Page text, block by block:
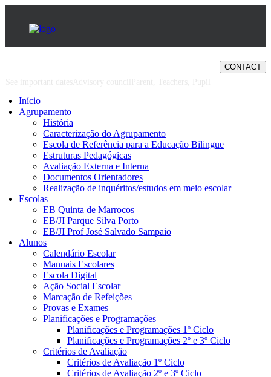
CONTACT
Início
Agrupamento
História
Caracterização do Agrupamento
Escola de Referência para a Educação Bilingue
Estruturas Pedagógicas
Avaliação Externa e Interna
Documentos Orientadores
Realização de inquéritos/estudos em meio escolar
Escolas
EB Quinta de Marrocos
EB/JI Parque Silva Porto
EB/JI Prof José Salvado Sampaio
Alunos
Calendário Escolar
Manuais Escolares
Escola Digital
Ação Social Escolar
Marcação de Refeições
Provas e Exames
Planificações e Programações
Planificações e Programações 1º Ciclo
Planificações e Programações 2º e 3º Ciclo
Critérios de Avaliação
Critérios de Avaliação 1º Ciclo
Critérios de Avaliação 2º e 3º Ciclo